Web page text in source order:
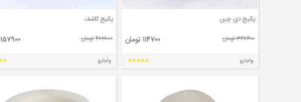
پکیج دی چین
۳۴۸۴۰۰ تومان ۱۱۴۷۰۰ تومان
واجارو
پکیج کاشف
۴۸۲۸۰۰ تومان ۱۵۷۹۰۰ تومان
واجارو